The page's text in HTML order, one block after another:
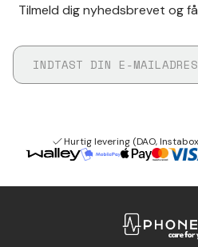
Tilmeld dig nyhedsbrevet og
Hurtig levering (DAO,